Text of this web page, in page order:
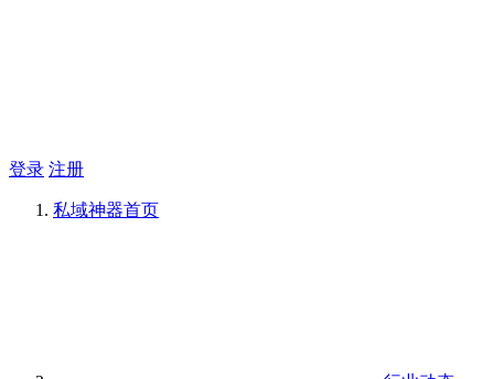
登录 注册
私域神器首页